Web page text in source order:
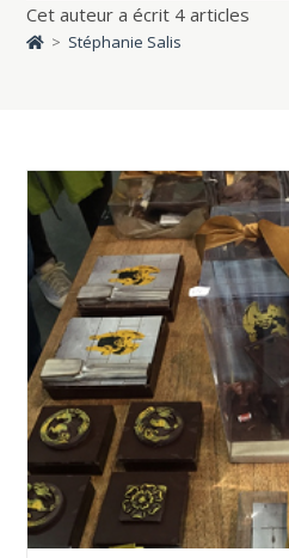
Cet auteur a écrit 4 articles
> Stéphanie Salis